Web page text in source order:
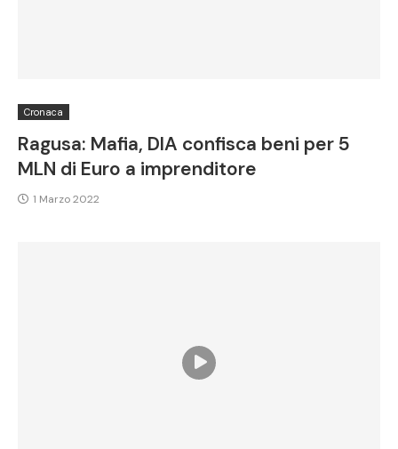
Cronaca
Ragusa: Mafia, DIA confisca beni per 5
MLN di Euro a imprenditore
1 Marzo 2022